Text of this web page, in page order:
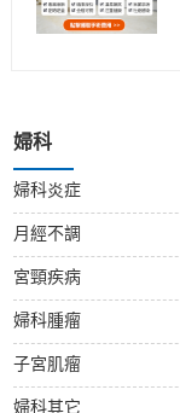
婦科
婦科炎症
月經不調
宮頸疾病
婦科腫瘤
子宮肌瘤
婦科其它